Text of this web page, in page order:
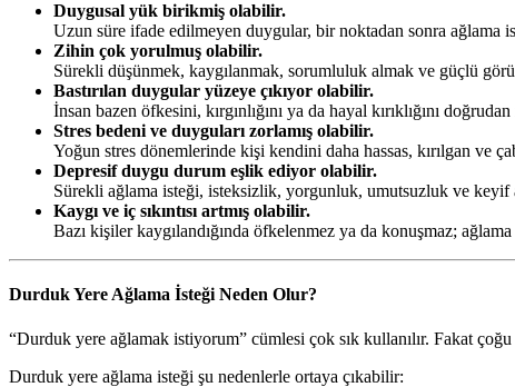
Duygusal yük birikmiş olabilir.
Uzun süre ifade edilmeyen duygular, bir noktadan sonra ağlama
Zihin çok yorulmuş olabilir.
Sürekli düşünmek, kaygılanmak, sorumluluk almak ve güçlü
Bastırılan duygular yüzeye çıkıyor olabilir.
İnsan bazen öfkesini, kırgınlığını ya da hayal kırıklığını
Stres bedeni ve duyguları zorlamış olabilir.
Yoğun stres dönemlerinde kişi kendini daha hassas, kırılgan ve
Depresif duygu durum eşlik ediyor olabilir.
Sürekli ağlama isteği, isteksizlik, yorgunluk, umutsuzluk ve keyif
Kaygı ve iç sıkıntısı artmış olabilir.
Bazı kişiler kaygılandığında öfkelenmez ya da konuşmaz;
Durduk Yere Ağlama İsteği Neden Olur?
“Durduk yere ağlamak istiyorum” cümlesi çok sık kullanılır. Fakat
Durduk yere ağlama isteği şu nedenlerle ortaya çıkabilir: